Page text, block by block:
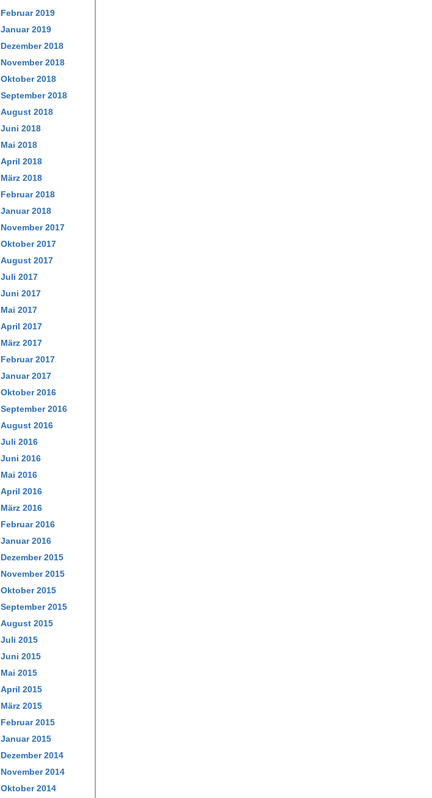
Februar 2019
Januar 2019
Dezember 2018
November 2018
Oktober 2018
September 2018
August 2018
Juni 2018
Mai 2018
April 2018
März 2018
Februar 2018
Januar 2018
November 2017
Oktober 2017
August 2017
Juli 2017
Juni 2017
Mai 2017
April 2017
März 2017
Februar 2017
Januar 2017
Oktober 2016
September 2016
August 2016
Juli 2016
Juni 2016
Mai 2016
April 2016
März 2016
Februar 2016
Januar 2016
Dezember 2015
November 2015
Oktober 2015
September 2015
August 2015
Juli 2015
Juni 2015
Mai 2015
April 2015
März 2015
Februar 2015
Januar 2015
Dezember 2014
November 2014
Oktober 2014